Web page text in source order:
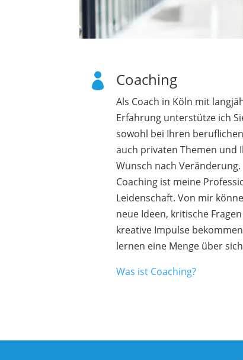
 Coaching
Als Coach in Köln mit
Erfahrung unterstütze ich
sowohl bei Ihren
auch privaten Themen und
Wunsch nach Veränderung.
Coaching ist meine
Leidenschaft. Von mir
neue Ideen, kritische
kreative Impulse
lernen eine Menge über
Was ist Coaching?